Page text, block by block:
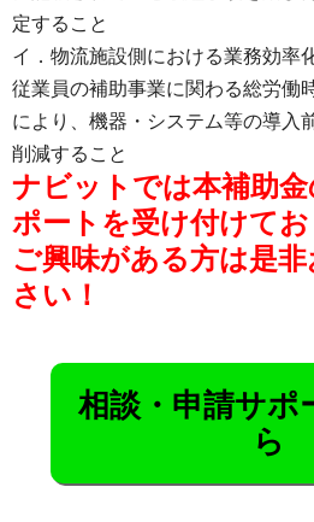
定すること
イ．物流施設側における業務効率
従業員の補助事業に関わる総労働
により、機器・システム等の導入
削減すること
ナビットでは本補助
ポートを受け付けてお
ご興味がある方は是
さい！
相談・申請サポ
ら